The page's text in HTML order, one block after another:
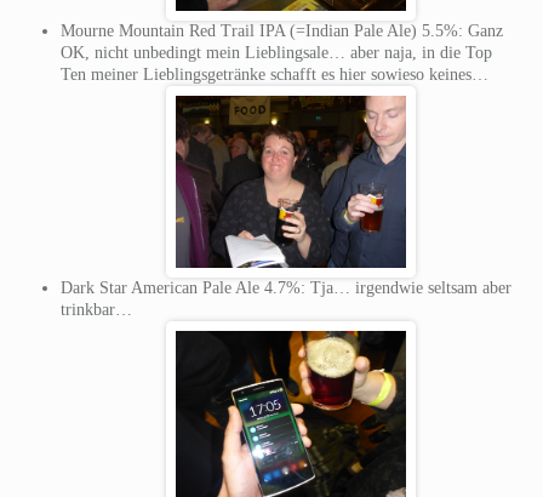
Mourne Mountain Red Trail IPA (=Indian Pale Ale) 5.5%: Ganz
OK, nicht unbedingt mein Lieblingsale… aber naja, in die Top
Ten meiner Lieblingsgetränke schafft es hier sowieso keines…
Dark Star American Pale Ale 4.7%: Tja… irgendwie seltsam aber
trinkbar…